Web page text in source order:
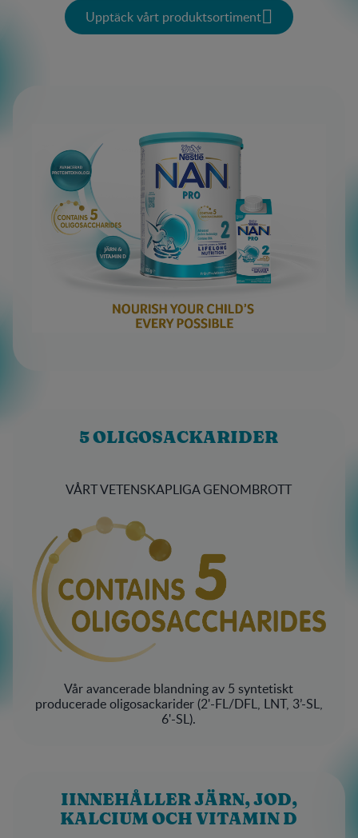
Upptäck vårt produktsortiment
5 OLIGOSACKARIDER
VÅRT VETENSKAPLIGA GENOMBROTT
Vår avancerade blandning av 5 syntetiskt
producerade oligosackarider (2'-FL/DFL, LNT, 3’-SL,
6'-SL).
IINNEHÅLLER JÄRN, JOD,
KALCIUM OCH VITAMIN D